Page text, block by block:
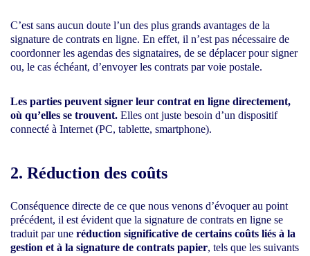
C’est sans aucun doute l’un des plus grands avantages de la
signature de contrats en ligne. En effet, il n’est pas nécessaire de
coordonner les agendas des signataires, de se déplacer pour signer
ou, le cas échéant, d’envoyer les contrats par voie postale.
Les parties peuvent signer leur contrat en ligne directement,
où qu’elles se trouvent. Elles ont juste besoin d’un dispositif
connecté à Internet (PC, tablette, smartphone).
2. Réduction des coûts
Conséquence directe de ce que nous venons d’évoquer au point
précédent, il est évident que la signature de contrats en ligne se
traduit par une réduction significative de certains coûts liés à la
gestion et à la signature de contrats papier, tels que les suivants